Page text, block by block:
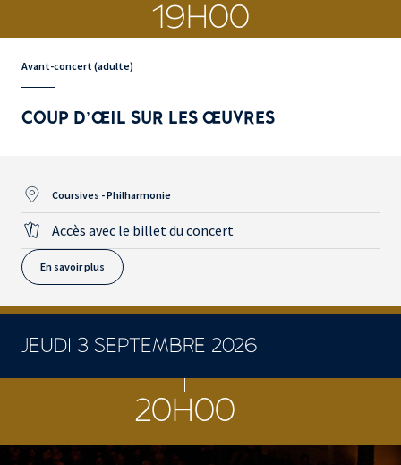
19H00
Avant-concert (adulte)
COUP D’ŒIL SUR LES ŒUVRES
Coursives - Philharmonie
Accès avec le billet du concert
En savoir plus
JEUDI 3 SEPTEMBRE 2026
20H00